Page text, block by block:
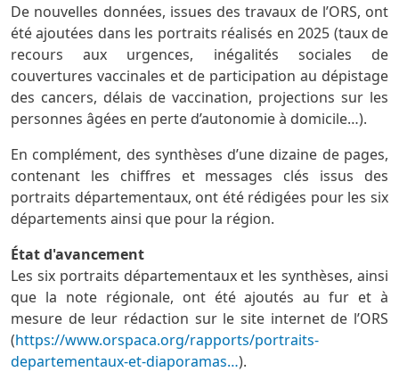
De nouvelles données, issues des travaux de l’ORS, ont
été ajoutées dans les portraits réalisés en 2025 (taux de
recours aux urgences, inégalités sociales de
couvertures vaccinales et de participation au dépistage
des cancers, délais de vaccination, projections sur les
personnes âgées en perte d’autonomie à domicile…).
En complément, des synthèses d’une dizaine de pages,
contenant les chiffres et messages clés issus des
portraits départementaux, ont été rédigées pour les six
départements ainsi que pour la région.
État d'avancement
Les six portraits départementaux et les synthèses, ainsi
que la note régionale, ont été ajoutés au fur et à
mesure de leur rédaction sur le site internet de l’ORS
(https://www.orspaca.org/rapports/portraits-
departementaux-et-diaporamas…).